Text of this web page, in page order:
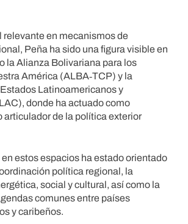
relevante en mecanismos de
Peña ha sido una figura visible en
la Alianza Bolivariana para los
América (ALBA‑TCP) y la
Latinoamericanos y
donde ha actuado como
articulador de la política exterior
estos espacios ha estado orientado
política regional, la
social y cultural, así como la
comunes entre países
y caribeños.